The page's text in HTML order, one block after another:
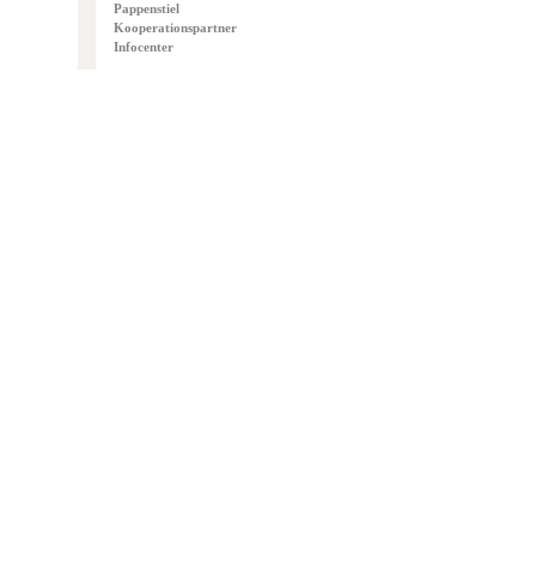
Pappenstiel
Kooperationspartner
Infocenter